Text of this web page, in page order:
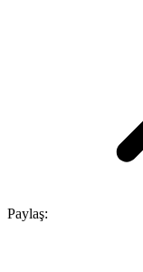
Paylaş: